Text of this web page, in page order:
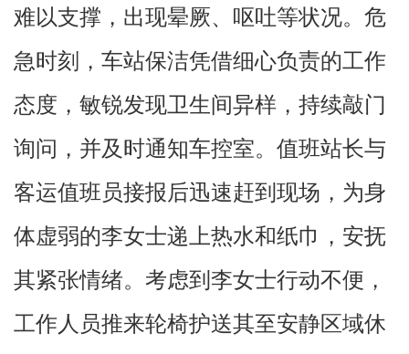
难以支撑，出现晕厥、呕吐等状况。危
急时刻，车站保洁凭借细心负责的工作
态度，敏锐发现卫生间异样，持续敲门
询问，并及时通知车控室。值班站长与
客运值班员接报后迅速赶到现场，为身
体虚弱的李女士递上热水和纸巾，安抚
其紧张情绪。考虑到李女士行动不便，
工作人员推来轮椅护送其至安静区域休